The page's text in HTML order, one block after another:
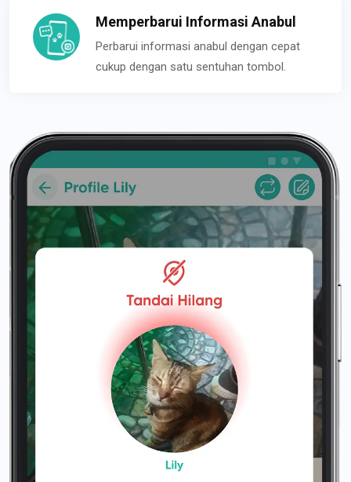
Memperbarui Informasi Anabul
Perbarui informasi anabul dengan cepat
cukup dengan satu sentuhan tombol.